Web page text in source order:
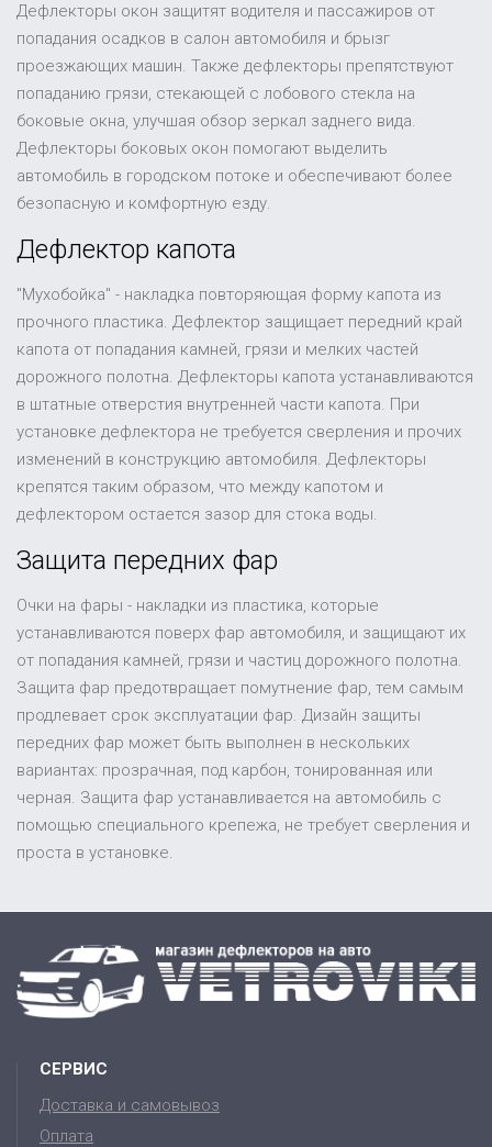
Дефлекторы окон защитят водителя и пассажиров от
попадания осадков в салон автомобиля и брызг
проезжающих машин. Также дефлекторы препятствуют
попаданию грязи, стекающей с лобового стекла на
боковые окна, улучшая обзор зеркал заднего вида.
Дефлекторы боковых окон помогают выделить
автомобиль в городском потоке и обеспечивают более
безопасную и комфортную езду.
Дефлектор капота
"Мухобойка" - накладка повторяющая форму капота из
прочного пластика. Дефлектор защищает передний край
капота от попадания камней, грязи и мелких частей
дорожного полотна. Дефлекторы капота устанавливаются
в штатные отверстия внутренней части капота. При
установке дефлектора не требуется сверления и прочих
изменений в конструкцию автомобиля. Дефлекторы
крепятся таким образом, что между капотом и
дефлектором остается зазор для стока воды.
Защита передних фар
Очки на фары - накладки из пластика, которые
устанавливаются поверх фар автомобиля, и защищают их
от попадания камней, грязи и частиц дорожного полотна.
Защита фар предотвращает помутнение фар, тем самым
продлевает срок эксплуатации фар. Дизайн защиты
передних фар может быть выполнен в нескольких
вариантах: прозрачная, под карбон, тонированная или
черная. Защита фар устанавливается на автомобиль с
помощью специального крепежа, не требует сверления и
проста в установке.
СЕРВИС
Доставка и самовывоз
Оплата